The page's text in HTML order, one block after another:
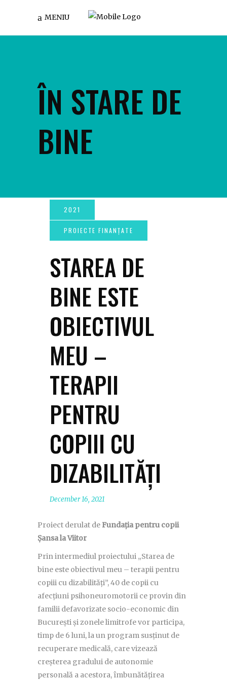
MENIU
ÎN STARE DE
BINE
STAREA DE
BINE ESTE
OBIECTIVUL
MEU –
TERAPII
PENTRU
COPIII CU
DIZABILITĂȚI
December 16, 2021
Proiect derulat de Fundația pentru copii
Șansa la Viitor
Prin intermediul proiectului „Starea de
bine este obiectivul meu – terapii pentru
copiii cu dizabilități”, 40 de copii cu
afecțiuni psihoneuromotorii ce provin din
familii defavorizate socio-economic din
București și zonele limitrofe vor participa,
timp de 6 luni, la un program susținut de
recuperare medicală, care vizează
creșterea gradului de autonomie
personală a acestora, îmbunătățirea